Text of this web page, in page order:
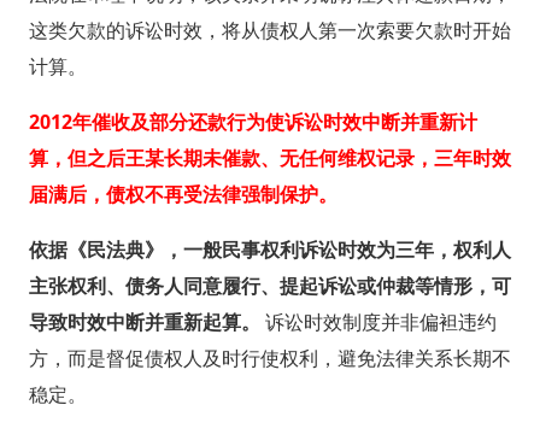
这类欠款的诉讼时效，将从债权人第一次索要欠款时开始
计算。
2012年催收及部分还款行为使诉讼时效中断并重新计
算，但之后王某长期未催款、无任何维权记录，三年时效
届满后，债权不再受法律强制保护。
依据《民法典》，一般民事权利诉讼时效为三年，权利人
主张权利、债务人同意履行、提起诉讼或仲裁等情形，可
导致时效中断并重新起算。
诉讼时效制度并非偏袒违约
方，而是督促债权人及时行使权利，避免法律关系长期不
稳定。